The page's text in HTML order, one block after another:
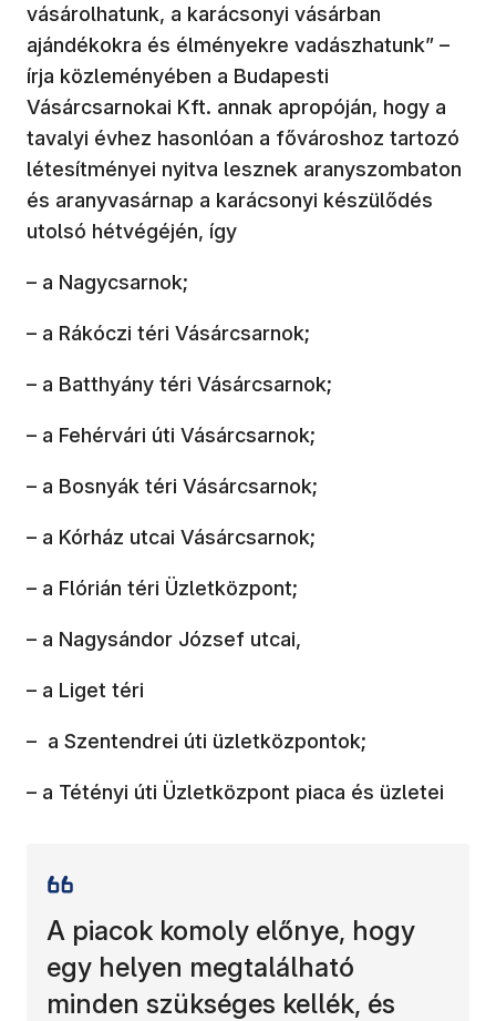
vásárolhatunk, a karácsonyi vásárban
ajándékokra és élményekre vadászhatunk” –
írja közleményében a Budapesti
Vásárcsarnokai Kft. annak apropóján, hogy a
tavalyi évhez hasonlóan a fővároshoz tartozó
létesítményei nyitva lesznek aranyszombaton
és aranyvasárnap a karácsonyi készülődés
utolsó hétvégéjén, így
– a Nagycsarnok;
– a Rákóczi téri Vásárcsarnok;
– a Batthyány téri Vásárcsarnok;
– a Fehérvári úti Vásárcsarnok;
– a Bosnyák téri Vásárcsarnok;
– a Kórház utcai Vásárcsarnok;
– a Flórián téri Üzletközpont;
– a Nagysándor József utcai,
– a Liget téri
– a Szentendrei úti üzletközpontok;
– a Tétényi úti Üzletközpont piaca és üzletei
A piacok komoly előnye, hogy
egy helyen megtalálható
minden szükséges kellék, és